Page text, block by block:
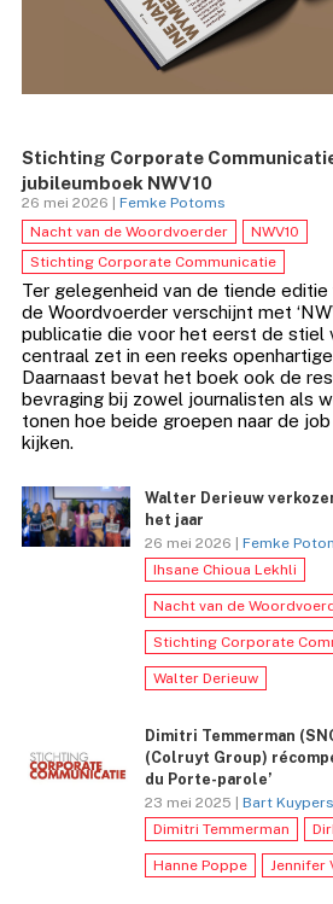
Stichting Corporate
jubileumboek NWV10
26 mei 2026 | Femke Potoms
Nacht van de Woordvoerder
NWV10
Stichting Corporate Communicatie
Ter gelegenheid van de tiende editie
de Woordvoerder verschijnt met
publicatie die voor het eerst de stiel
centraal zet in een reeks
Daarnaast bevat het boek ook de
bevraging bij zowel journalisten als
tonen hoe beide groepen naar de job
kijken.
Walter Derieuw
het jaar
26 mei 2026 | Femke
Ihsane Chioua Lekhli
Nacht van de
Stichting Corporate
Walter Derieuw
Dimitri Temmerman
(Colruyt Group)
du Porte-parole’
23 mei 2025 | Bart Kuypers
Dimitri Temmerman
Hanne Poppe Jennifer